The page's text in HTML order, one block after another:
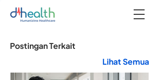
Postingan Terkait
Lihat Semua